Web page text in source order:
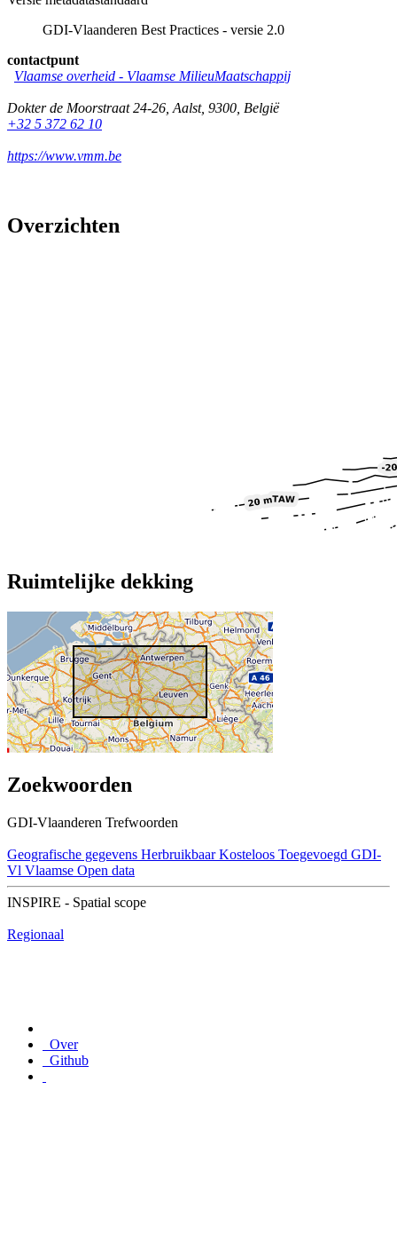
GDI-Vlaanderen Best Practices - versie 2.0
contactpunt
Vlaamse overheid - Vlaamse MilieuMaatschappij
Dokter de Moorstraat 24-26 Aalst, 9300 België
+32 5 372 62 10
https://www.vmm.be
Overzichten
Ruimtelijke dekking
Zoekwoorden
GDI-Vlaanderen Trefwoorden
Geografische gegevens Herbruikbaar Kosteloos Toegevoegd GDI-
Vl Vlaamse Open data
INSPIRE - Spatial scope
Regionaal
Over
Github